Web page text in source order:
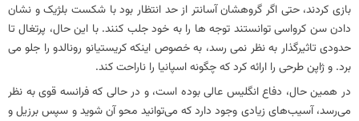
بازی کردند، حتی اگر گروهشان آسانتر از حد انتظار بود با شکست بلژیک و نشان
دادن سن کرواسی توانستند توجه ها را به خود جلب کنند. با این حال، پرتغال تا
حدودی تاثیرگذار به نظر نمی رسد، به خصوص اینکه کریستیانو رونالدو را جلو می
برد. و ژاپن طرحی را ارائه کرد که چگونه اسپانیا را ناراحت کند.
در همین حال، دفاع انگلیس عالی بوده است، و در حالی که فرانسه قوی به نظر
می‌رسد، آسیب‌های زیادی وجود دارد که می‌توانید محو آن شوید و سپس برزیل و